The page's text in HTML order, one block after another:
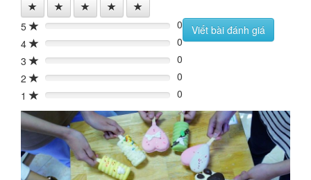
5 0%
0
4
0%
0
3
0%
0
2
0%
0
1
0% 0
Viết bài đánh giá